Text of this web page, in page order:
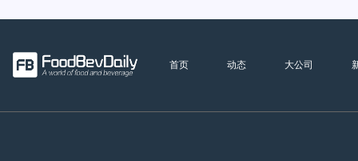
首页 动态 大公司